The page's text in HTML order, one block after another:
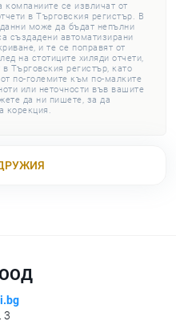
компаниите се извличат от
в Търговския регистър. В
може да бъдат непълни
създадени автоматизирани
и те се поправят от
на стотиците хиляди отчети,
Търговския регистър, като
по-големите към по-малките
или неточности във вашите
да ни пишете, за да
корекция.
3